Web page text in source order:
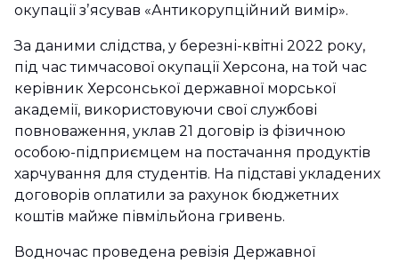
окупації зʼясував «Антикорупційний вимір».
За даними слідства, у березні-квітні 2022 року,
під час тимчасової окупації Херсона, на той час
керівник Херсонської державної морської
академії, використовуючи свої службові
повноваження, уклав 21 договір із фізичною
особою-підприємцем на постачання продуктів
харчування для студентів. На підставі укладених
договорів оплатили за рахунок бюджетних
коштів майже півмільйона гривень.
Водночас проведена ревізія Державної